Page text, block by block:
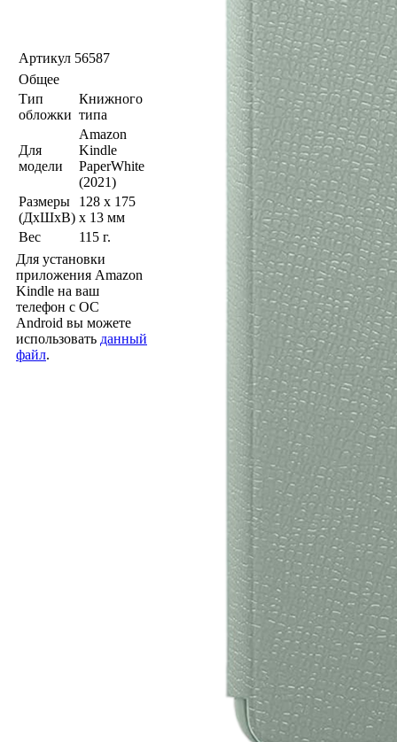
Артикул 56587
Общее
Тип
обложки
Книжного
типа
Для
модели
Amazon
Kindle
PaperWhite
(2021)
Размеры
(ДхШхВ)
128 x 175
x 13 мм
Вес
115 г.
Для установки
приложения Amazon
Kindle на ваш
телефон с ОС
Android вы можете
использовать данный
файл.